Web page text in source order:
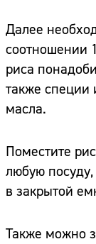
Далее
соотношении
риса
также специи
масла.
Поместите
любую посуду,
в закрытой
Также можно